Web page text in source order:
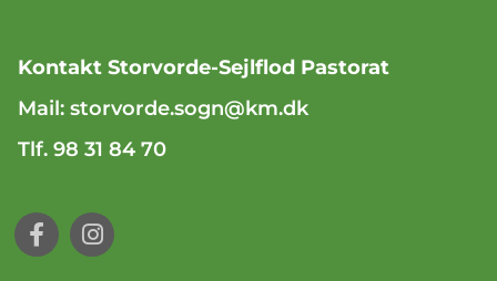
Kontakt Storvorde-Sejlflod Pastorat
Mail: storvorde.sogn@km.dk
Tlf. 98 31 84 70